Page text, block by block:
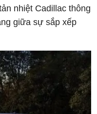
nhiệt Cadillac thông
giữa sự sắp xếp